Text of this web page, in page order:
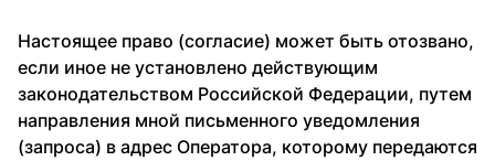
Настоящее право (согласие) может быть отозвано,
если иное не установлено действующим
законодательством Российской Федерации, путем
направления мной письменного уведомления
(запроса) в адрес Оператора, которому передаются